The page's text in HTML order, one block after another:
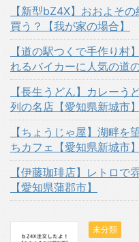
【新型bZ4X】おおよそ
買う？【我が家の場合】
【道の駅つくで手作り村
れるバイカーに人気の道
【長生うどん】カレー
列の名店【愛知県新城市】
【ちょうじゃ屋】湖畔を
ちカフェ【愛知県新城市】
【伊藤珈琲店】レトロで
【愛知県蒲郡市】
未分類